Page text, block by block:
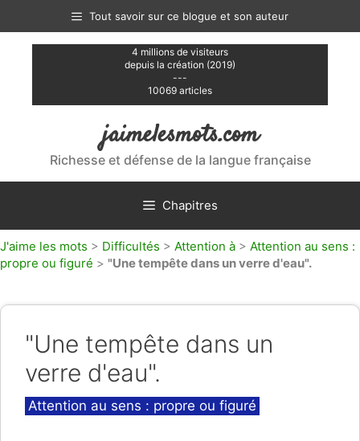
contenu
Tout savoir sur ce blogue et son auteur
4 millions de visiteurs
depuis la création (2019)
---
10069 articles
jaimelesmots.com
Richesse et défense de la langue française
Chapitres
J'aime les mots > Difficultés > Attention à > Attention au sens :
propre ou figuré > "Une tempête dans un verre d'eau".
"Une tempête dans un
verre d'eau".
Catégories
Attention au sens : propre ou figuré